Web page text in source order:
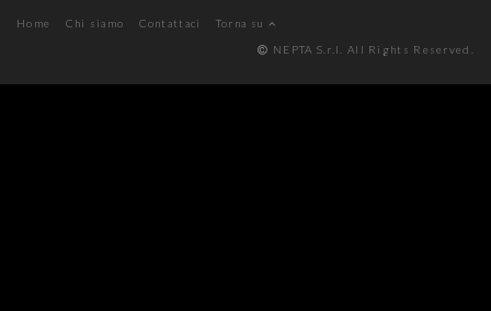
Home Chi siamo Contattaci
Torna su
NEPTA S.r.l. All Rights Reserved.